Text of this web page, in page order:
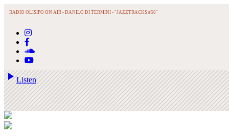
play_arrowListen
RADIO OLISIPO ON AIR - DANILO DI TERMINI - "JAZZTRACKS #56"